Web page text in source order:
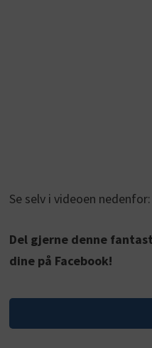
Se selv i videoen nedenfor:
Del gjerne denne
dine på Facebook!